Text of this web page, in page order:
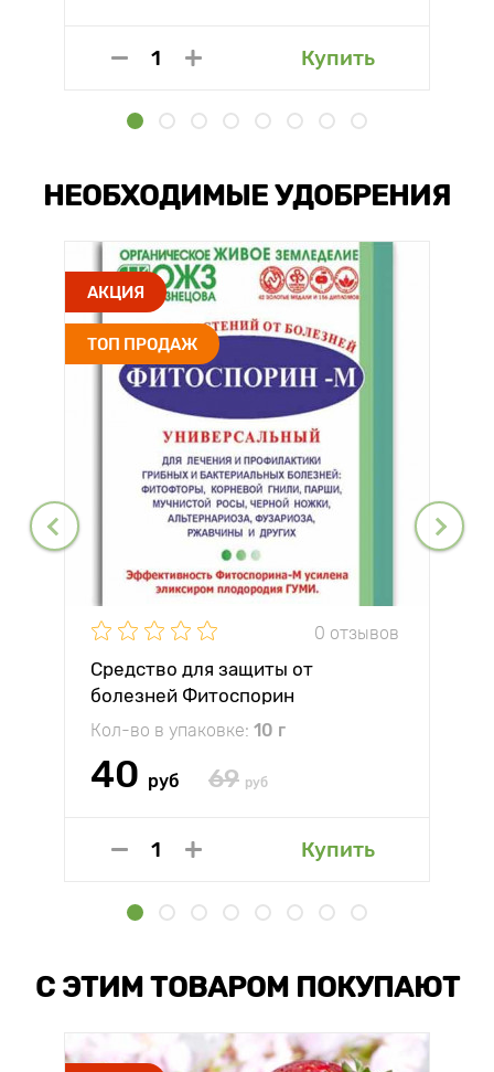
Купить
НЕОБХОДИМЫЕ УДОБРЕНИЯ
АКЦИЯ
ТОП ПРОДАЖ
0 отзывов
Средство для защиты от
болезней Фитоспорин
Кол-во в упаковке: 10 г
40 руб 69 руб
Купить
С ЭТИМ ТОВАРОМ ПОКУПАЮТ